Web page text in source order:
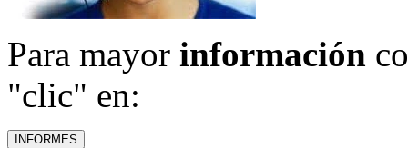
Para mayor información
"clic" en: